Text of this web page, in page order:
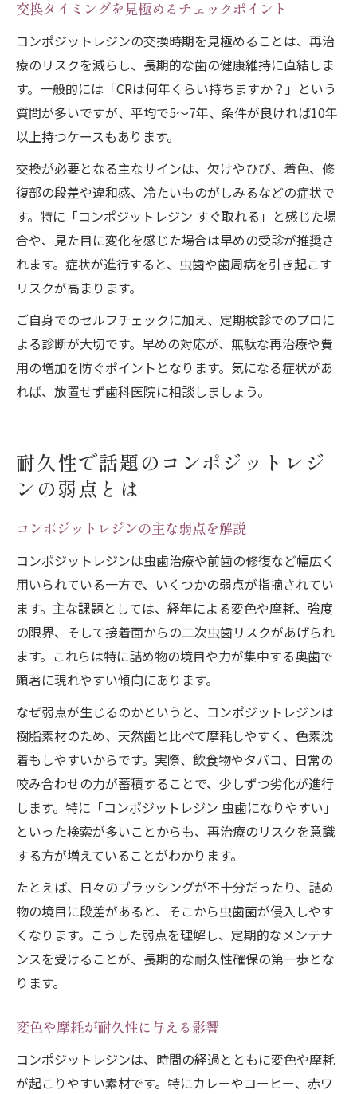
交換タイミングを見極めるチェックポイント
コンポジットレジンの交換時期を見極めることは、再治
療のリスクを減らし、長期的な歯の健康維持に直結しま
す。一般的には「CRは何年くらい持ちますか？」という
質問が多いですが、平均で5～7年、条件が良ければ10年
以上持つケースもあります。
交換が必要となる主なサインは、欠けやひび、着色、修
復部の段差や違和感、冷たいものがしみるなどの症状で
す。特に「コンポジットレジン すぐ取れる」と感じた場
合や、見た目に変化を感じた場合は早めの受診が推奨さ
れます。症状が進行すると、虫歯や歯周病を引き起こす
リスクが高まります。
ご自身でのセルフチェックに加え、定期検診でのプロに
よる診断が大切です。早めの対応が、無駄な再治療や費
用の増加を防ぐポイントとなります。気になる症状があ
れば、放置せず歯科医院に相談しましょう。
耐久性で話題のコンポジットレジ
ンの弱点とは
コンポジットレジンの主な弱点を解説
コンポジットレジンは虫歯治療や前歯の修復など幅広く
用いられている一方で、いくつかの弱点が指摘されてい
ます。主な課題としては、経年による変色や摩耗、強度
の限界、そして接着面からの二次虫歯リスクがあげられ
ます。これらは特に詰め物の境目や力が集中する奥歯で
顕著に現れやすい傾向にあります。
なぜ弱点が生じるのかというと、コンポジットレジンは
樹脂素材のため、天然歯と比べて摩耗しやすく、色素沈
着もしやすいからです。実際、飲食物やタバコ、日常の
咬み合わせの力が蓄積することで、少しずつ劣化が進行
します。特に「コンポジットレジン 虫歯になりやすい」
といった検索が多いことからも、再治療のリスクを意識
する方が増えていることがわかります。
たとえば、日々のブラッシングが不十分だったり、詰め
物の境目に段差があると、そこから虫歯菌が侵入しやす
くなります。こうした弱点を理解し、定期的なメンテナ
ンスを受けることが、長期的な耐久性確保の第一歩とな
ります。
変色や摩耗が耐久性に与える影響
コンポジットレジンは、時間の経過とともに変色や摩耗
が起こりやすい素材です。特にカレーやコーヒー、赤ワ